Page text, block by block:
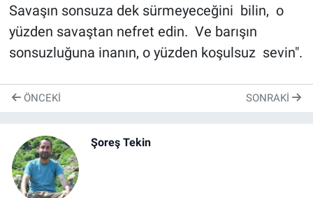
Savaşın sonsuza dek sürmeyeceğini bilin, o
yüzden savaştan nefret edin. Ve barışın
sonsuzluğuna inanın, o yüzden koşulsuz sevin".
ÖNCEKI SONRAKI
Şoreş Tekin